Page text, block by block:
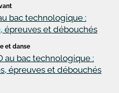
bac technologique :
épreuves et débouchés
et danse
au bac technologique :
épreuves et débouchés